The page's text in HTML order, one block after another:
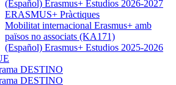
(Español) Erasmus+ Estudios 2026-2027
ERASMUS+ Pràctiques
Mobilitat internacional Erasmus+ amb
països no associats (KA171)
(Español) Erasmus+ Estudios 2025-2026
DESTINO
DESTINO